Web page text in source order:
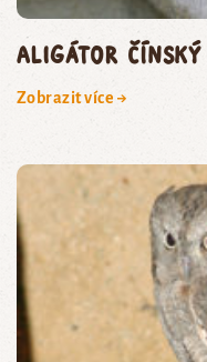
aligátor čínský
Zobrazit více →